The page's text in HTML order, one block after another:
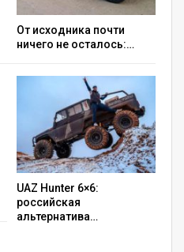
От исходника почти
ничего не осталось:…
UAZ Hunter 6×6:
российская
альтернатива…